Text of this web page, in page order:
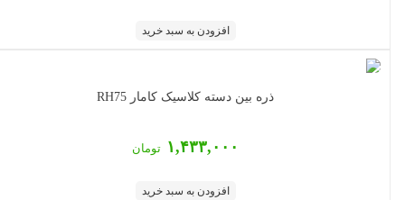
افزودن به سبد خرید
ذره بین دسته کلاسیک کامار RH75
۱,۴۳۳,۰۰۰تومان
افزودن به سبد خرید